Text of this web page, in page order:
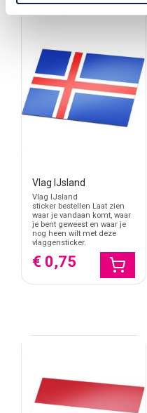
Vlag IJsland
Vlag IJsland
sticker bestellen Laat zien
waar je vandaan komt, waar
je bent geweest en waar je
nog heen wilt met deze
vlaggensticker.
€ 0,75